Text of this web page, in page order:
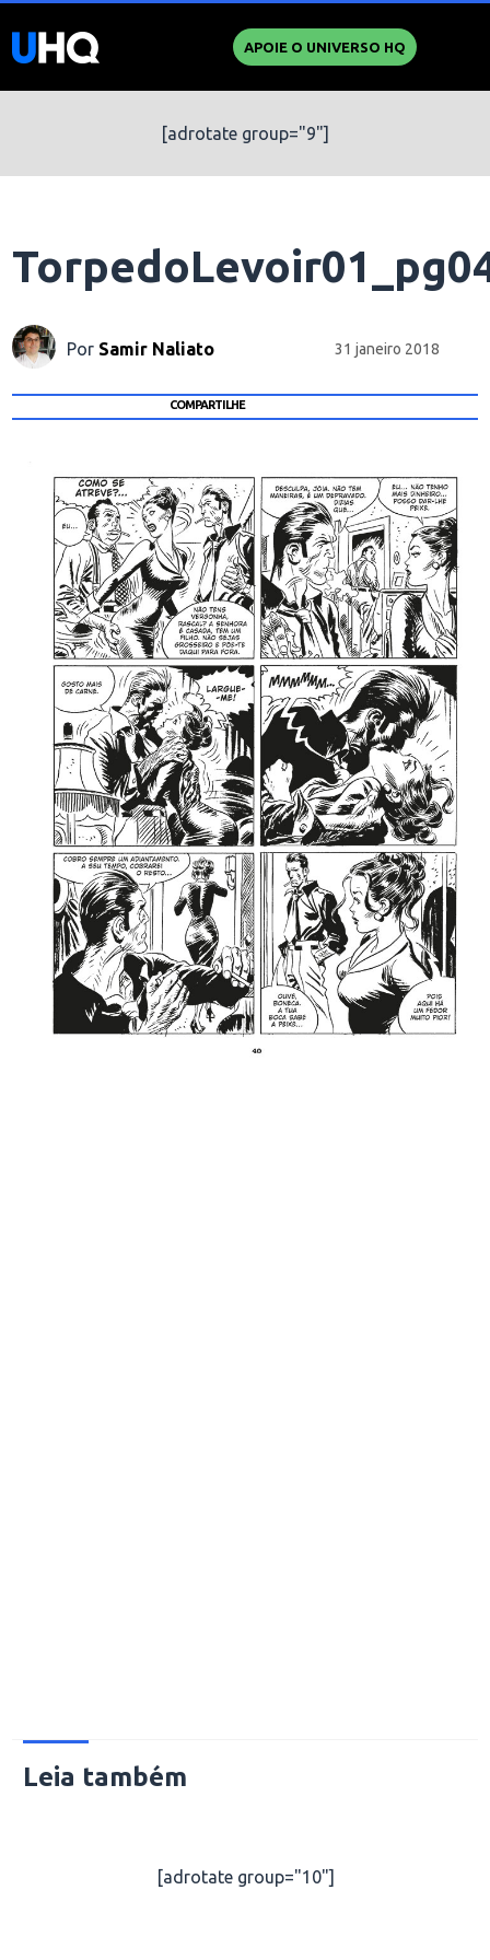
APOIE O UNIVERSO HQ
[adrotate group="9"]
Por Samir Naliato 31 janeiro 2018
COMPARTILHE
Leia também
[adrotate group="10"]